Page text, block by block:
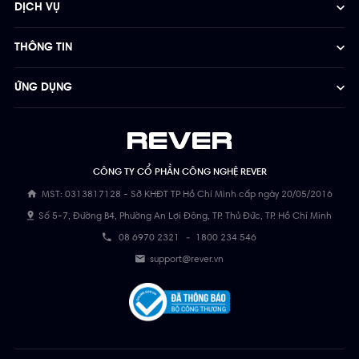
CÔNG TY CỔ PHẦN CÔNG NGHỆ REVER
MST: 0313817128 - Sở KHĐT TP Hồ Chí Minh cấp ngày 20/05/2016
Số 5-7, Đường B4, Phường An Lợi Đông, TP. Thủ Đức, TP. Hồ Chí Minh
08 6970 2321 - 1800 234 546
support@rever.vn
DỊCH VỤ
THÔNG TIN
ỨNG DỤNG